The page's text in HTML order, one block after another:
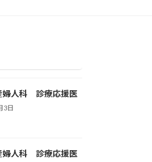
婦人科 診療応援医
3日
婦人科 診療応援医